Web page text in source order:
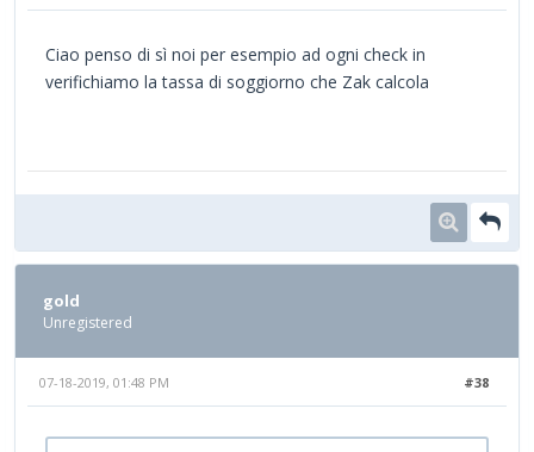
Ciao penso di sì noi per esempio ad ogni check in
verifichiamo la tassa di soggiorno che Zak calcola
gold
Unregistered
#38
07-18-2019, 01:48 PM